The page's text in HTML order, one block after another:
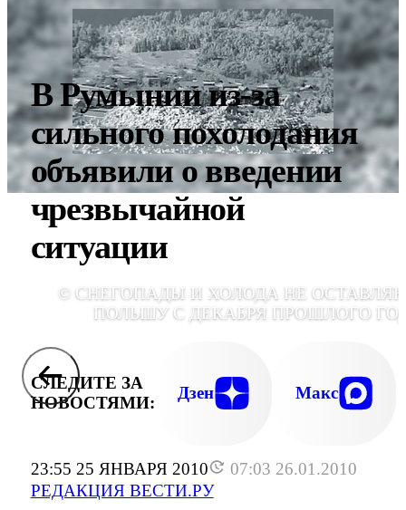
23:55 25 ЯНВАРЯ 2010
07:03 26.01.2010
РЕДАКЦИЯ ВЕСТИ.РУ
В Румынии из-за
сильного похолодания
объявили о введении
чрезвычайной
ситуации
© СНЕГОПАДЫ И ХОЛОДА НЕ
ПОЛЬШУ С ДЕКАБРЯ ПРОШЛОГО
СЛЕДИТЕ ЗА
НОВОСТЯМИ:
Дзен Макс